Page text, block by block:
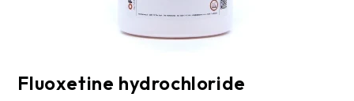
Fluoxetine hydrochloride